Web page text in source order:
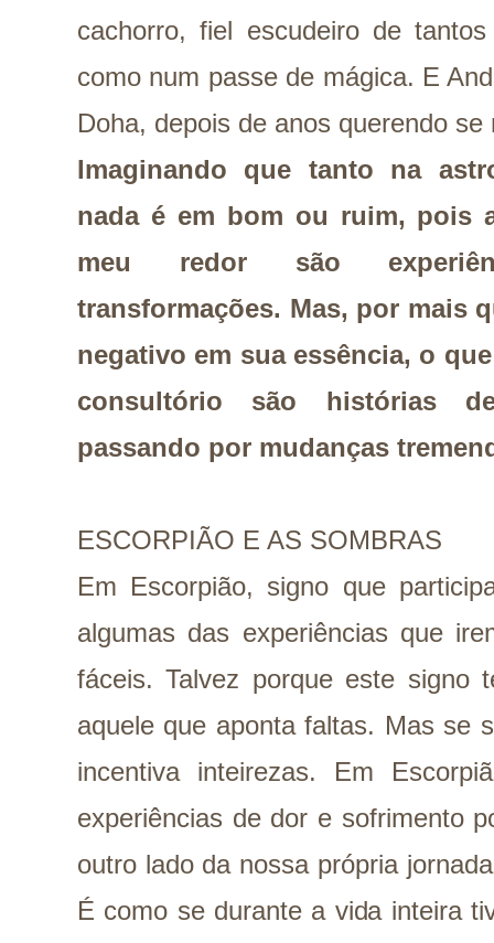
cachorro, fiel escudeiro de
como num passe de mágica. E
Doha, depois de anos querendo
Imaginando que tanto na
nada é em bom ou ruim, pois
meu redor são
transformações. Mas, por mais
negativo em sua essência, o
consultório são histórias
passando por mudanças
ESCORPIÃO E AS SOMBRAS
Em Escorpião, signo que
algumas das experiências que
fáceis. Talvez porque este signo
aquele que aponta faltas. Mas se
incentiva inteirezas. Em
experiências de dor e sofrimento
outro lado da nossa própria
É como se durante a vida inteira